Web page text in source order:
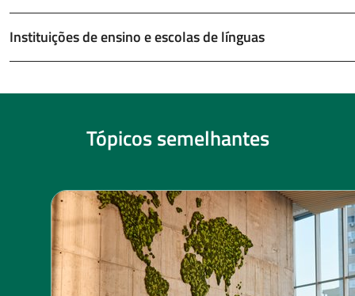
Instituições de ensino e escolas de línguas
Tópicos semelhantes